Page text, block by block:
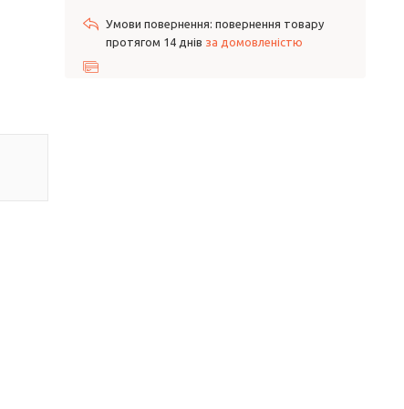
повернення товару
протягом 14 днів за домовленістю